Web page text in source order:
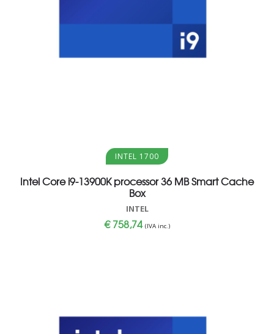
Aggiungi al carrello
INTEL 1700
Intel Core i9-13900K processor 36 MB Smart Cache
Box
INTEL
€758,74 (IVA inc.)